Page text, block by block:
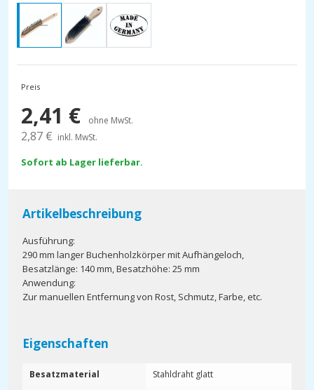
Preis
2,41 € ohne MwSt.
2,87 € inkl. MwSt.
Sofort ab Lager lieferbar.
Artikelbeschreibung
Ausführung:
290 mm langer Buchenholzkörper mit Aufhängeloch,
Besatzlänge: 140 mm, Besatzhöhe: 25 mm
Anwendung:
Zur manuellen Entfernung von Rost, Schmutz, Farbe, etc.
Eigenschaften
Besatzmaterial
Stahldraht glatt